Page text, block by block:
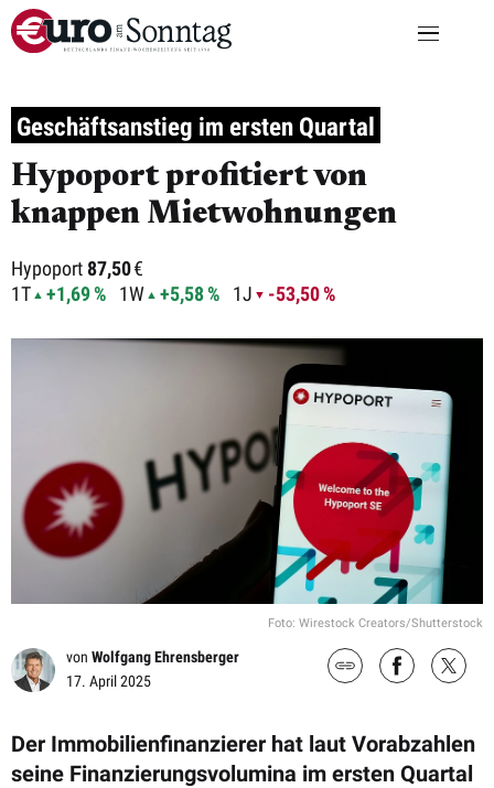
Geschäftsanstieg im ersten Quartal
Hypoport profitiert von
knappen Mietwohnungen
Hypoport87,50€
1T
+1,69 % 1W +5,58 % 1J -53,50 %
Foto: Wirestock Creators/Shutterstock
von Wolfgang Ehrensberger
17. April 2025
Der Immobilienfinanzierer hat laut Vorabzahlen
seine Finanzierungsvolumina im ersten Quartal